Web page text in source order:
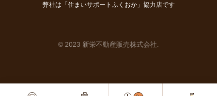
弊社は「住まいサポートふくおか」協力店です
© 2023 新栄不動産販売株式会社.